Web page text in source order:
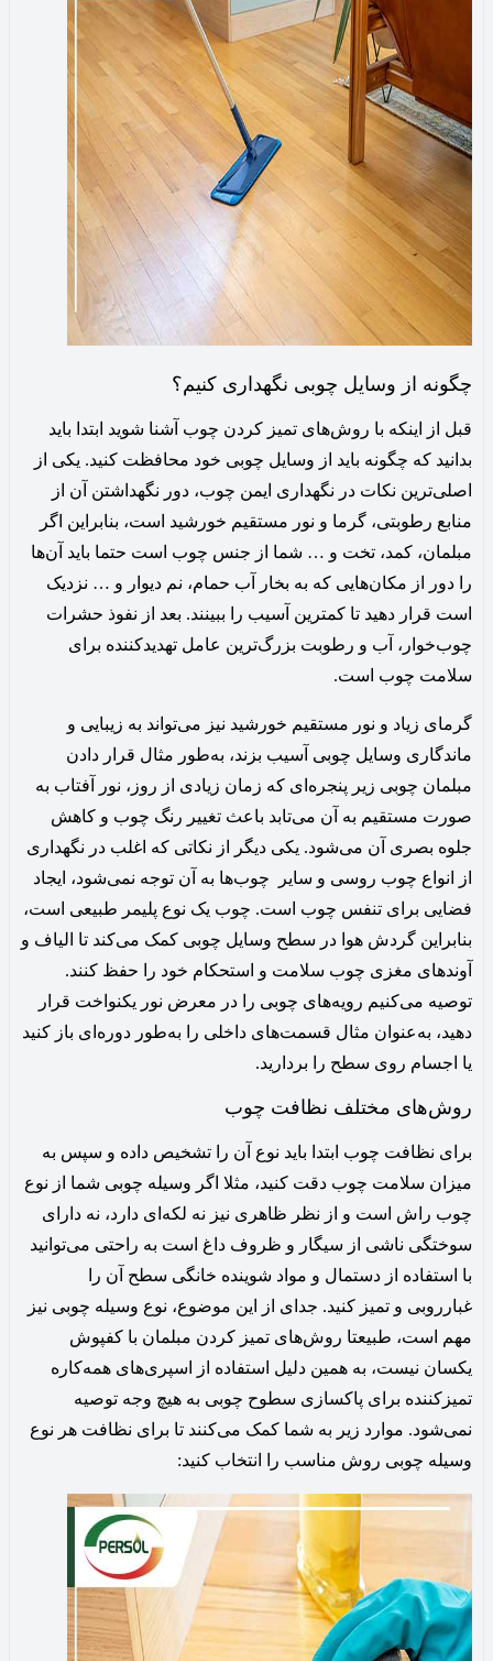
چگونه از وسایل چوبی نگهداری کنیم؟
قبل از اینکه با روش‌های تمیز کردن چوب آشنا شوید ابتدا باید
بدانید که چگونه باید از وسایل چوبی خود محافظت کنید. یکی از
اصلی‌ترین نکات در نگهداری ایمن چوب، دور نگهداشتن آن از
منابع رطوبتی، گرما و نور مستقیم خورشید است، بنابراین اگر
مبلمان، کمد، تخت و … شما از جنس چوب است حتما باید آن‌ها
را دور از مکان‌هایی که به بخار آب حمام، نم دیوار و … نزدیک
است قرار دهید تا کمترین آسیب را ببینند. بعد از نفوذ حشرات
چوب‌خوار، آب و رطوبت بزرگ‌ترین عامل تهدیدکننده برای
سلامت چوب است.
گرمای زیاد و نور مستقیم خورشید نیز می‌تواند به زیبایی و
ماندگاری وسایل چوبی آسیب بزند، به‌طور مثال قرار دادن
مبلمان چوبی زیر پنجره‌ای که زمان زیادی از روز، نور آفتاب به
صورت مستقیم به آن می‌تابد باعث تغییر رنگ چوب و کاهش
جلوه بصری آن می‌شود. یکی دیگر از نکاتی که اغلب در نگهداری
از انواع چوب روسی و سایر چوب‌ها به آن توجه نمی‌شود، ایجاد
فضایی برای تنفس چوب است. چوب یک نوع پلیمر طبیعی است،
بنابراین گردش هوا در سطح وسایل چوبی کمک می‌کند تا الیاف و
آوندهای مغزی چوب سلامت و استحکام خود را حفظ کنند.
توصیه می‌کنیم رویه‌های چوبی را در معرض نور یکنواخت قرار
دهید، به‌عنوان مثال قسمت‌های داخلی را به‌طور دوره‌ای باز کنید
یا اجسام روی سطح را بردارید.
روش‌های مختلف نظافت چوب
برای نظافت چوب ابتدا باید نوع آن را تشخیص داده و سپس به
میزان سلامت چوب دقت کنید، مثلا اگر وسیله چوبی شما از نوع
چوب راش است و از نظر ظاهری نیز نه لکه‌ای دارد، نه دارای
سوختگی ناشی از سیگار و ظروف داغ است به راحتی می‌توانید
با استفاده از دستمال و مواد شوینده خانگی سطح آن را
غبارروبی و تمیز کنید. جدای از این موضوع، نوع وسیله چوبی نیز
مهم است، طبیعتا روش‌های تمیز کردن مبلمان با کفپوش
یکسان نیست، به همین دلیل استفاده از اسپری‌های همه‌کاره
تمیزکننده برای پاکسازی سطوح چوبی به هیچ وجه توصیه
نمی‌شود. موارد زیر به شما کمک می‌کنند تا برای نظافت هر نوع
وسیله چوبی روش مناسب را انتخاب کنید: